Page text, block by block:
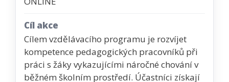
Cíl akce
Cílem vzdělávacího programu je rozvíjet
kompetence pedagogických pracovníků při
práci s žáky vykazujícími náročné chování v
běžném školním prostředí. Účastníci získají